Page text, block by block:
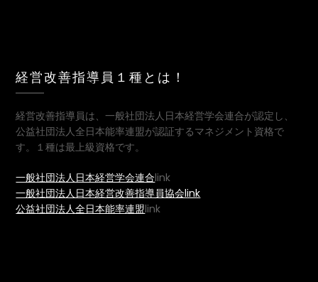
経営改善指導員１種とは！
経営改善指導員は、一般社団法人日本経営学会連合が認定し、
公益社団法人全日本能率連盟が認証するマネジメント資格で
す。１種は最上級資格です。
一般社団法人日本経営学会連合link
一般社団法人日本経営改善指導員協会link
公益社団法人全日本能率連盟link